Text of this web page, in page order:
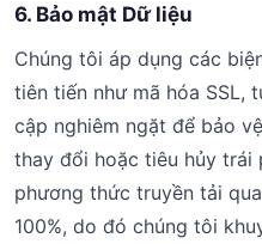
6. Bảo mật Dữ liệu
Chúng tôi áp dụng các
tiên tiến như mã hóa SSL,
cập nghiêm ngặt để bảo
thay đổi hoặc tiêu hủy trái
phương thức truyền tải
100%, do đó chúng tôi